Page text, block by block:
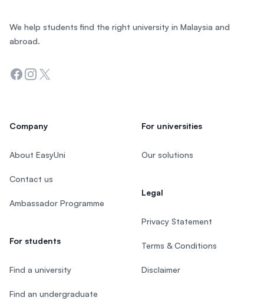
We help students find the right university in Malaysia and
abroad.
Facebook
Instagram
Twitter
Company
About EasyUni
Contact us
Ambassador Programme
For students
Find a university
Find an undergraduate
For universities
Our solutions
Legal
Privacy Statement
Terms & Conditions
Disclaimer